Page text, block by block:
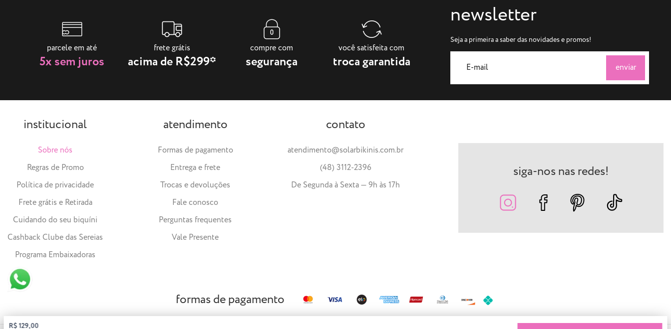
R$ 129,00
parcele em até
5x sem juros
frete grátis
acima de R$299*
compre com
segurança
você satisfeita com
troca garantida
newsletter
Seja a primeira a saber das novidades e promos!
institucional
Sobre nós
Regras de Promo
Política de privacidade
Frete grátis e Retirada
Cuidando do seu biquíni
Cashback Clube das Sereias
Programa Embaixadoras
atendimento
Formas de pagamento
Entrega e frete
Trocas e devoluções
Fale conosco
Perguntas frequentes
Vale Presente
contato
atendimento@solarbikinis.com.br
(48) 3112-2396
De Segunda à Sexta — 9h às 17h
siga-nos nas redes!
formas de pagamento